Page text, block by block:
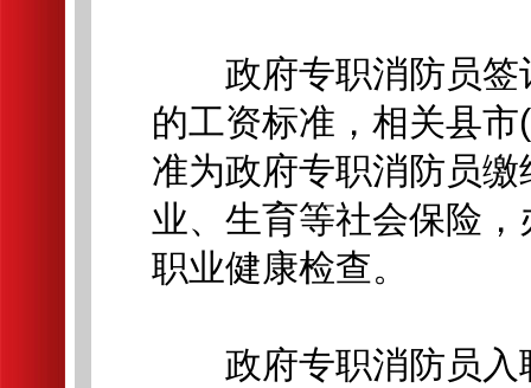
政府专职消防员签
的工资标准，相关县
准为政府专职消防员
业、生育等社会保险
职业健康检查。
政府专职消防员入